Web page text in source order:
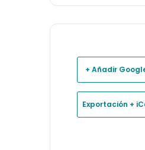
+ Añadir
Exportación +